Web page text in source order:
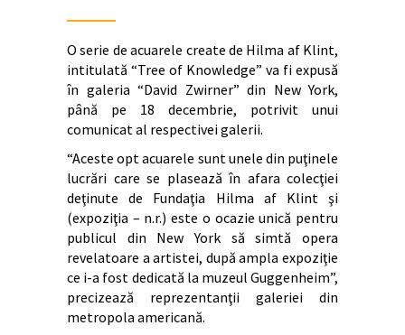
O serie de acuarele create de Hilma af Klint,
intitulată “Tree of Knowledge” va fi expusă
în galeria “David Zwirner” din New York,
până pe 18 decembrie, potrivit unui
comunicat al respectivei galerii.
“Aceste opt acuarele sunt unele din puţinele
lucrări care se plasează în afara colecţiei
deţinute de Fundaţia Hilma af Klint şi
(expoziţia – n.r.) este o ocazie unică pentru
publicul din New York să simtă opera
revelatoare a artistei, după ampla expoziţie
ce i-a fost dedicată la muzeul Guggenheim”,
precizează reprezentanţii galeriei din
metropola americană.